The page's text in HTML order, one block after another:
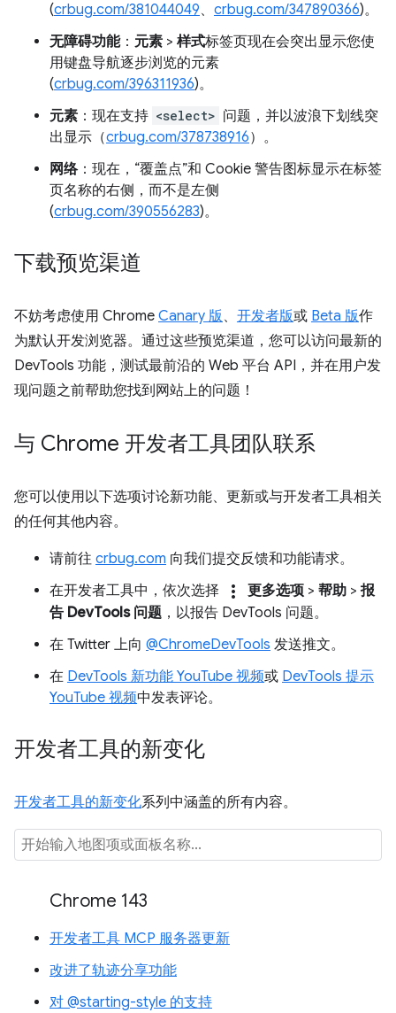
(crbug.com/381044049、 crbug.com/347890366)。
无障碍功能： 元素 > 样式标签页现在会突出显示您使
用键盘导航逐步浏览的元素
(crbug.com/396311936)。
元素 ：现在支持 <select> 问题，并以波浪下划线突
出显示（crbug.com/378738916）。
网络：现在，“覆盖点”和 Cookie 警告图标显示在标签
页名称的右侧，而不是左侧
(crbug.com/390556283)。
下载预览渠道
不妨考虑使用 Chrome Canary 版、 开发者版或 Beta 版作
为默认开发浏览器。通过这些预览渠道，您可以访问最新的
DevTools 功能，测试最前沿的 Web 平台 API，并在用户发
现问题之前帮助您找到网站上的问题！
与 Chrome 开发者工具团队联系
您可以使用以下选项讨论新功能、更新或与开发者工具相关
的任何其他内容。
请前往 crbug.com 向我们提交反馈和功能请求。
在开发者工具中，依次选择
more_vert 更多选项 > 帮助 > 报
告 DevTools 问题 ，以报告 DevTools 问题。
在 Twitter 上向 @ChromeDevTools 发送推文。
在 DevTools 新功能 YouTube 视频或 DevTools 提示
YouTube 视频中发表评论。
开发者工具的新变化
开发者工具的新变化系列中涵盖的所有内容。
Chrome 143
开发者工具 MCP 服务器更新
改进了轨迹分享功能
对 @starting-style 的支持